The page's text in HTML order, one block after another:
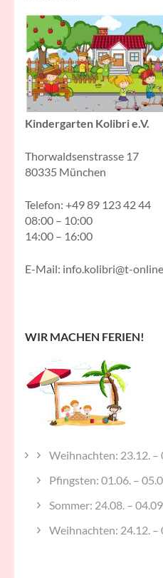
Kindergarten Kolibri e.V.
Thorwaldsenstrasse 17
80335 München
Telefon: +49 89 123 42 44
08:00 – 10:00
14:00 – 16:00
E-Mail: info.kolibri@t-
WIR MACHEN FERIEN!
Weihnachten: 23.12. –
Pfingsten: 01.06. –
Sommer: 24.08. –
Weihnachten: 24.12. –